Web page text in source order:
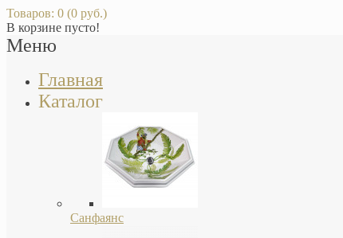
Товаров: 0 (0 руб.)
В корзине пусто!
Меню
Главная
Каталог
Санфаянс